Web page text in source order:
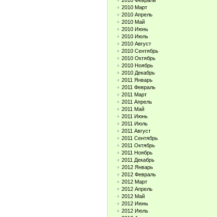
2010 Март
2010 Апрель
2010 Май
2010 Июнь
2010 Июль
2010 Август
2010 Сентябрь
2010 Октябрь
2010 Ноябрь
2010 Декабрь
2011 Январь
2011 Февраль
2011 Март
2011 Апрель
2011 Май
2011 Июнь
2011 Июль
2011 Август
2011 Сентябрь
2011 Октябрь
2011 Ноябрь
2011 Декабрь
2012 Январь
2012 Февраль
2012 Март
2012 Апрель
2012 Май
2012 Июнь
2012 Июль